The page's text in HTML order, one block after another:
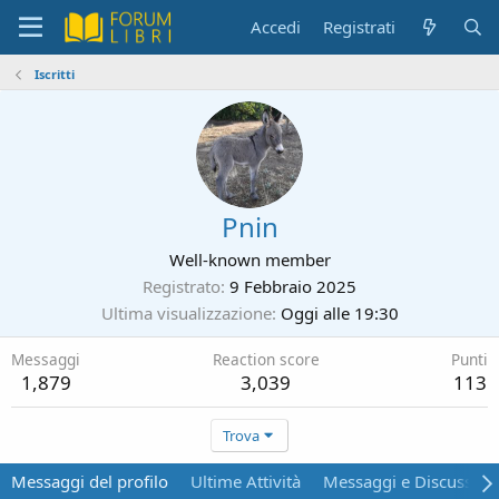
Accedi Registrati
Iscritti
Pnin
Well-known member
Registrato 9 Febbraio 2025
Ultima visualizzazione Oggi alle 19:30
Messaggi
1,879
Reaction score
3,039
Punti
113
Trova
Messaggi del profilo Ultime Attività Messaggi e